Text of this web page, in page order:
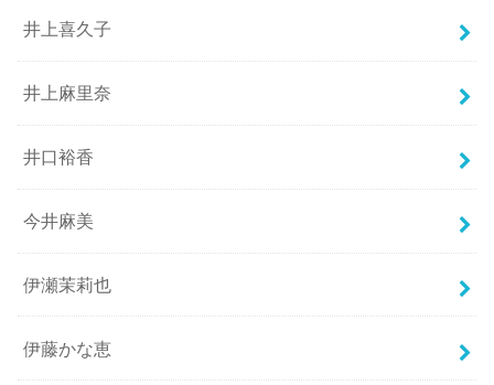
井上喜久子
井上麻里奈
井口裕香
今井麻美
伊瀬茉莉也
伊藤かな恵